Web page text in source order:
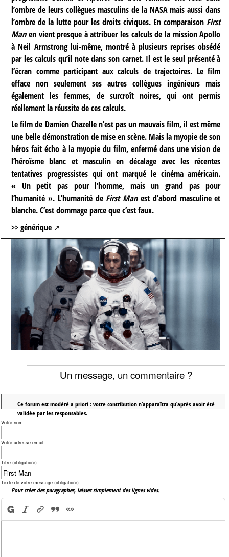
l’ombre de leurs collègues masculins de la NASA mais aussi dans
l’ombre de la lutte pour les droits civiques. En comparaison First
Manen vient presque à attribuer les calculs de la mission Apollo
à Neil Armstrong lui-même, montré à plusieurs reprises obsédé
par les calculs qu’il note dans son carnet. Il est le seul présenté à
l’écran comme participant aux calculs de trajectoires. Le film
efface non seulement ses autres collègues ingénieurs mais
également les femmes, de surcroît noires, qui ont permis
réellement la réussite de ces calculs.
Le film de Damien Chazelle n’est pas un mauvais film, il est même
une belle démonstration de mise en scène. Mais la myopie de son
héros fait écho à la myopie du film, enfermé dans une vision de
l’héroïsme blanc et masculin en décalage avec les récentes
tentatives progressistes qui ont marqué le cinéma américain.
« Un petit pas pour l’homme, mais un grand pas pour
l’humanité ». L’humanité de First Man est d’abord masculine et
blanche. C’est dommage parce que c’est faux.
>> générique
Un message, un commentaire ?
Ce forum est modéré a priori : votre contribution n’apparaîtra qu’après avoir été
validée par les responsables.
Votre nom
Votre adresse email
Titre (obligatoire)
Texte de votre message (obligatoire)
Pour créer des paragraphes, laissez simplement des lignes vides.